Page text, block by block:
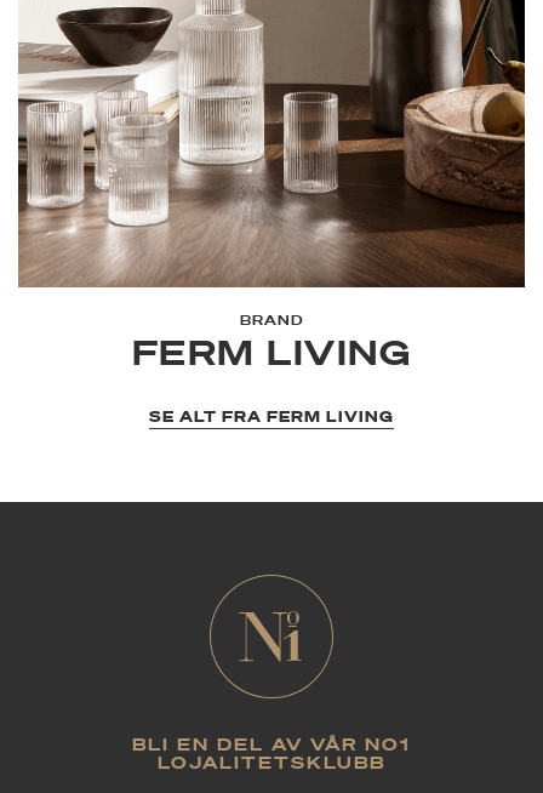
BRAND
FERM LIVING
SE ALT FRA FERM LIVING
BLI EN DEL AV VÅR NO1
LOJALITETSKLUBB